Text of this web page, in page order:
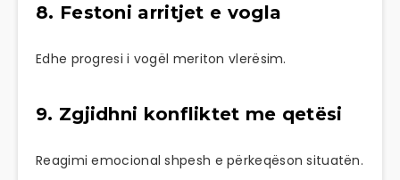
8. Festoni arritjet e vogla
Edhe progresi i vogël meriton vlerësim.
9. Zgjidhni konfliktet me qetësi
Reagimi emocional shpesh e përkeqëson situatën.